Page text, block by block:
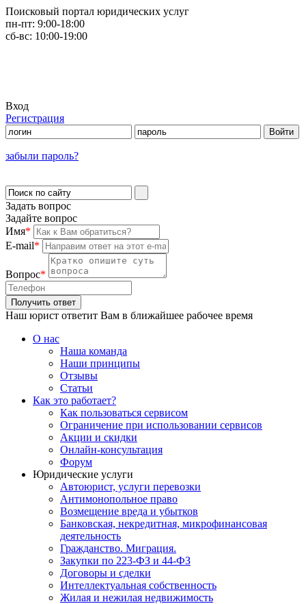
Поисковый портал юридических услуг
пн-пт: 9:00-18:00
сб-вс: 10:00-19:00
Вход
Регистрация
забыли пароль?
Задать вопрос
Задайте вопрос
Имя*
E-mail*
Вопрос*
Наш юрист ответит Вам в ближайшее рабочее время
О нас
Наша команда
Наши принципы
Отзывы
Статьи
Как это работает?
Как пользоваться сервисом
Ограничение при использовании сервисов
Акции и скидки
Онлайн-консультация
Форум
Юридические услуги
Автоюрист, услуги перевозки
Антимонопольное право
Возмещение вреда и убытков
Банковская, некредитная, микрофинансовая
деятельность
Гражданство. Миграция.
Закупки по 223-ФЗ и 44-ФЗ
Договоры и сделки
Интеллектуальная собственность
Жилая и нежилая недвижимость